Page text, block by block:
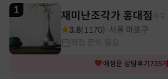
1 재미난조각가 홍대점
3.8(1170) 서울 마포구
애정운 상담후기 735개